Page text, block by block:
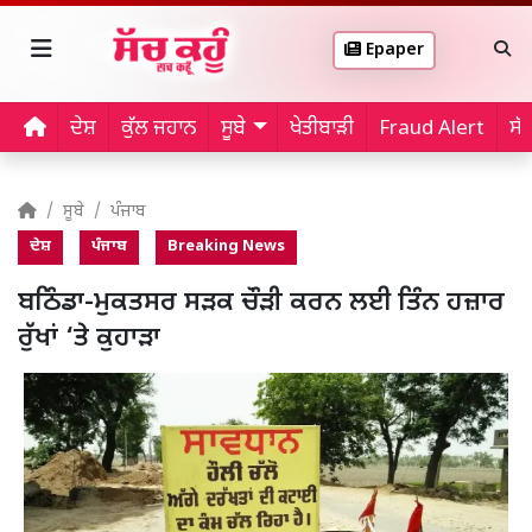
Epaper
ਦੇਸ਼ ਕੁੱਲ ਜਹਾਨ ਸੂਬੇ ਖੇਤੀਬਾੜੀ Fraud Alert
ਸੂਬੇ ਪੰਜਾਬ
ਦੇਸ਼ ਪੰਜਾਬ Breaking News
ਬਠਿੰਡਾ-ਮੁਕਤਸਰ ਸੜਕ ਚੌੜੀ ਕਰਨ ਲਈ ਤਿੰਨ ਹਜ਼ਾਰ
ਰੁੱਖਾਂ ‘ਤੇ ਕੁਹਾੜਾ